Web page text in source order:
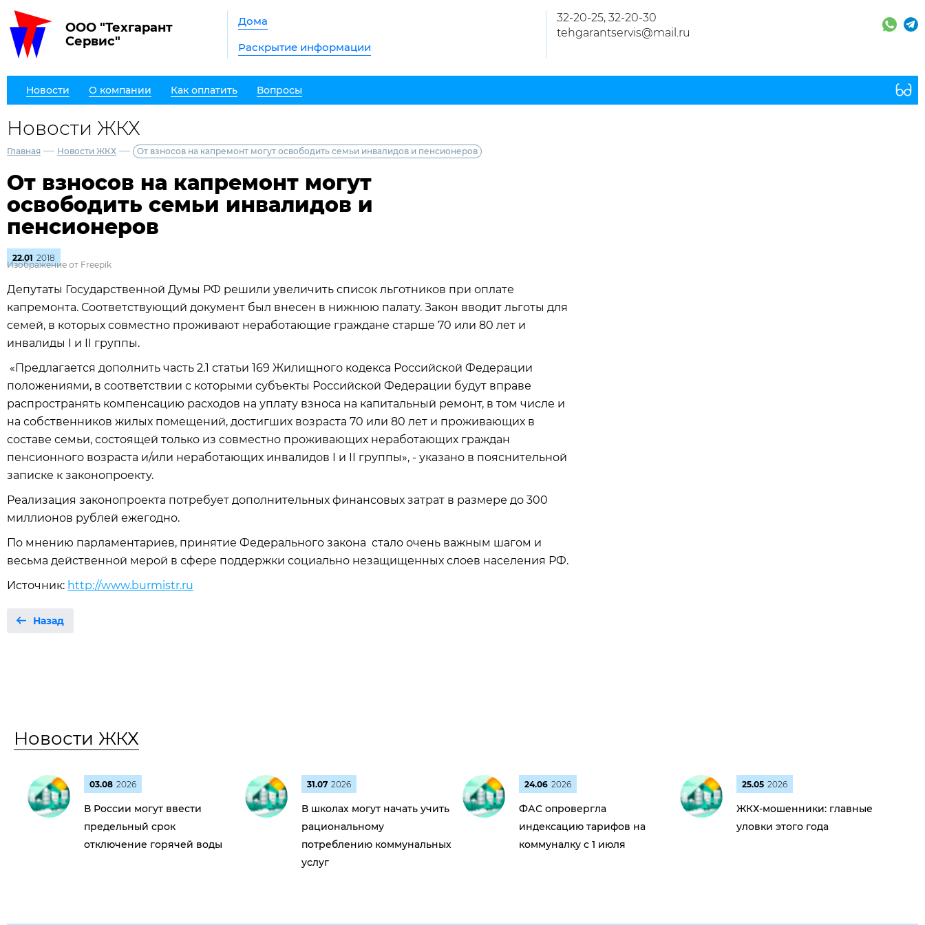
ООО "Техгарант
Сервис"
Дома
Раскрытие информации
32-20-25, 32-20-30
tehgarantservis@mail.ru
Новости О компании Как оплатить Вопросы
Новости ЖКХ
Главная — Новости ЖКХ — От взносов на капремонт могут освободить семьи инвалидов и пенсионеров
От взносов на капремонт могут
освободить семьи инвалидов и
пенсионеров
22.01 2018
Изображение от Freepik
Депутаты Государственной Думы РФ решили увеличить список льготников при оплате
капремонта. Соответствующий документ был внесен в нижнюю палату. Закон вводит льготы для
семей, в которых совместно проживают неработающие граждане старше 70 или 80 лет и
инвалиды I и II группы.
«Предлагается дополнить часть 2.1 статьи 169 Жилищного кодекса Российской Федерации
положениями, в соответствии с которыми субъекты Российской Федерации будут вправе
распространять компенсацию расходов на уплату взноса на капитальный ремонт, в том числе и
на собственников жилых помещений, достигших возраста 70 или 80 лет и проживающих в
составе семьи, состоящей только из совместно проживающих неработающих граждан
пенсионного возраста и/или неработающих инвалидов I и II группы», - указано в пояснительной
записке к законопроекту.
Реализация законопроекта потребует дополнительных финансовых затрат в размере до 300
миллионов рублей ежегодно.
По мнению парламентариев, принятие Федерального закона стало очень важным шагом и
весьма действенной мерой в сфере поддержки социально незащищенных слоев населения РФ.
Источник: http://www.burmistr.ru
Назад
Новости ЖКХ
03.08 2026
В России могут ввести
предельный срок
отключение горячей воды
31.07 2026
В школах могут начать учить
рациональному
потреблению коммунальных
услуг
24.06 2026
ФАС опровергла
индексацию тарифов на
коммуналку с 1 июля
25.05 2026
ЖКХ-мошенники: главные
уловки этого года